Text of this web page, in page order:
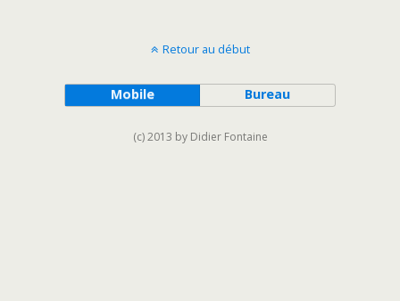
Retour au début
Mobile Bureau
(c) 2013 by Didier Fontaine